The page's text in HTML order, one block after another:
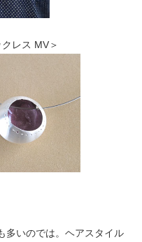
レス MV＞
多いのでは。ヘアスタイル